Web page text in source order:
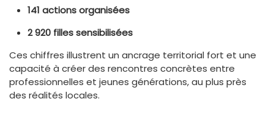
141 actions organisées
2 920 filles sensibilisées
Ces chiffres illustrent un ancrage territorial fort et une
capacité à créer des rencontres concrètes entre
professionnelles et jeunes générations, au plus près
des réalités locales.